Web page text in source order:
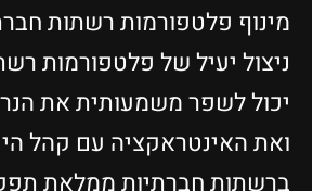
מינוף פלטפורמות רשתות
ניצול יעיל של פלטפורמות
יכול לשפר משמעותית את
ואת האינטראקציה עם קהל
ברשתות חברתיות ממלאת